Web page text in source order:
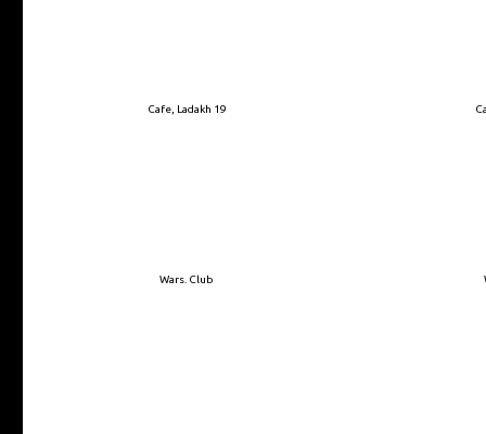
Cafe, Ladakh 19
Wars. Club